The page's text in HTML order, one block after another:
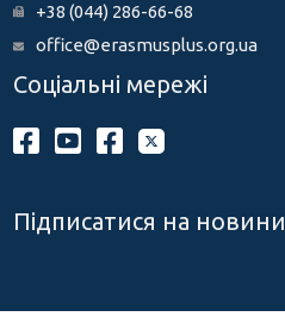
+38 (044) 286-66-68
office@erasmusplus.org.ua
Соціальні мережі
Підписатися на новини